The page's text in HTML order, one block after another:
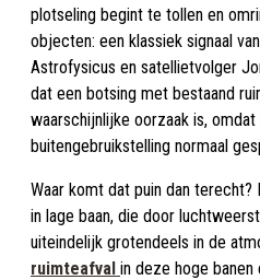
plotseling begint te tollen en
objecten: een klassiek signaal
Astrofysicus en satellietvolger
dat een botsing met bestaand
waarschijnlijke oorzaak is,
buitengebruikstelling normaal
Waar komt dat puin dan
in lage baan, die door
uiteindelijk grotendeels in de
ruimteafval in deze hoge